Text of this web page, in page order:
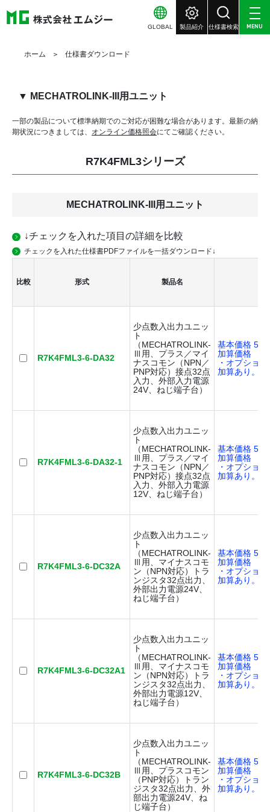
GLOBAL 製品紹介 仕様書検索 MENU
ホーム 仕様書ダウンロード
▼ MECHATROLINK-III用ユニット
一部の製品について標準納期でのご対応が困難な場合があります。 最新の納
期状況につきましては、 オンライン価格照会にてご確認ください。
R7K4FML3シリーズ
MECHATROLINK-III用ユニット
↓チェックを入れた項目の詳細を比較
チェックを入れた仕様書PDFファイルを一括ダウンロード↓
比較 形式 製品名
R7K4FML3-6-DA32
少点数入出力ユニッ
ト
（MECHATROLINK-
Ⅲ用、プラス／マイ
ナスコモン（NPN／
PNP対応）接点32点
入力、外部入力電源
24V、ねじ端子台）
基本価格
加算価格
・オプショ
加算あり。
R7K4FML3-6-DA32-1
少点数入出力ユニッ
ト
（MECHATROLINK-
Ⅲ用、プラス／マイ
ナスコモン（NPN／
PNP対応）接点32点
入力、外部入力電源
12V、ねじ端子台）
基本価格
加算価格
・オプショ
加算あり。
R7K4FML3-6-DC32A
少点数入出力ユニッ
ト
（MECHATROLINK-
Ⅲ用、マイナスコモ
ン（NPN対応）トラ
ンジスタ32点出力、
外部出力電源24V、
ねじ端子台）
基本価格
加算価格
・オプショ
加算あり。
R7K4FML3-6-DC32A1
少点数入出力ユニッ
ト
（MECHATROLINK-
Ⅲ用、マイナスコモ
ン（NPN対応）トラ
ンジスタ32点出力、
外部出力電源12V、
ねじ端子台）
基本価格
加算価格
・オプショ
加算あり。
R7K4FML3-6-DC32B
少点数入出力ユニッ
ト
（MECHATROLINK-
Ⅲ用、プラスコモン
（PNP対応）トラン
ジスタ32点出力、外
部出力電源24V、ね
じ端子台）
基本価格
加算価格
・オプショ
加算あり。